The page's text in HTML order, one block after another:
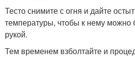
Тесто снимите с огня и дайте
температуры, чтобы к нему можно
рукой.
Тем временем взболтайте и